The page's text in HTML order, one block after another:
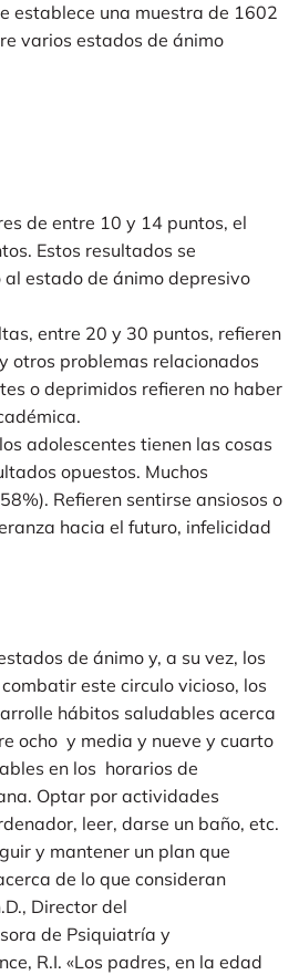
establece una muestra de 1602
varios estados de ánimo
de entre 10 y 14 puntos, el
Estos resultados se
estado de ánimo depresivo
entre 20 y 30 puntos, refieren
otros problemas relacionados
o deprimidos refieren no haber
adolescentes tienen las cosas
opuestos. Muchos
Refieren sentirse ansiosos o
hacia el futuro, infelicidad
de ánimo y, a su vez, los
este circulo vicioso, los
hábitos saludables acerca
ocho y media y nueve y cuarto
en los horarios de
Optar por actividades
leer, darse un baño, etc.
y mantener un plan que
de lo que consideran
Director del
de Psiquiatría y
R.I. «Los padres, en la edad